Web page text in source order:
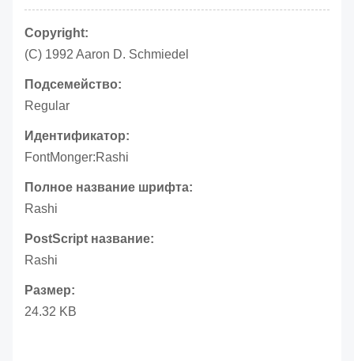
Copyright:
(C) 1992 Aaron D. Schmiedel
Подсемейство:
Regular
Идентификатор:
FontMonger:Rashi
Полное название шрифта:
Rashi
PostScript название:
Rashi
Размер:
24.32 KB